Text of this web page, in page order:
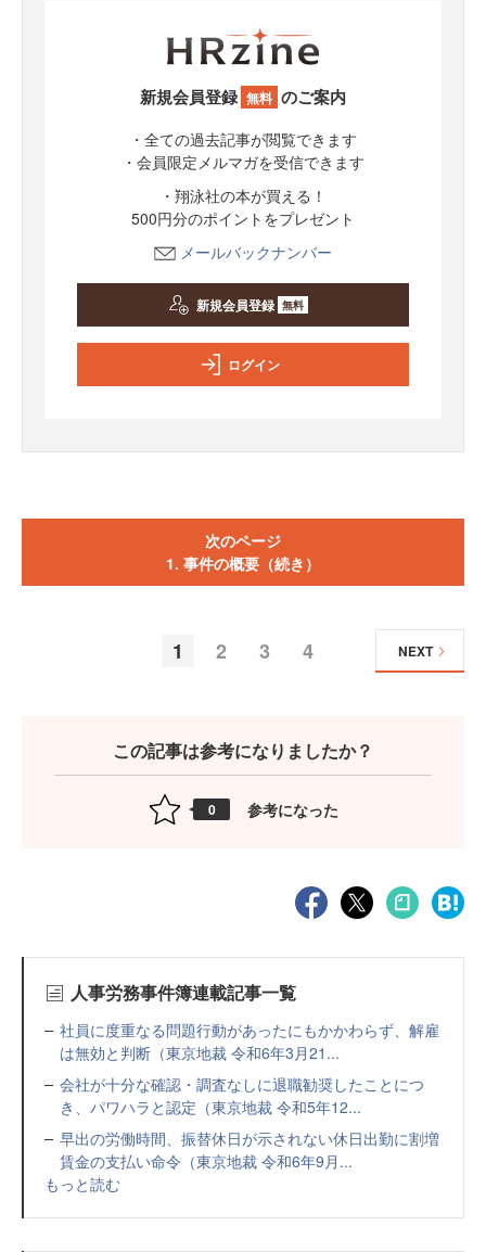
新規会員登録 無料 のご案内
・全ての過去記事が閲覧できます
・会員限定メルマガを受信できます
・翔泳社の本が買える！
500円分のポイントをプレゼント
メールバックナンバー
新規会員登録 無料
ログイン
次のページ
1. 事件の概要（続き）
1 2 3 4 NEXT
この記事は参考になりましたか？
0 参考になった
人事労務事件簿連載記事一覧
社員に度重なる問題行動があったにもかかわらず、解雇
は無効と判断（東京地裁 令和6年3月21...
会社が十分な確認・調査なしに退職勧奨したことにつ
き、パワハラと認定（東京地裁 令和5年12...
早出の労働時間、振替休日が示されない休日出勤に割増
賃金の支払い命令（東京地裁 令和6年9月...
もっと読む